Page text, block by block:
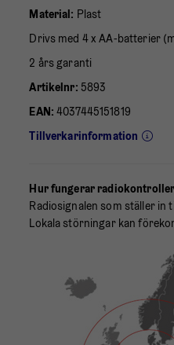
Material: Plast
Drivs med 4 x AA-batterier
2 års garanti
Artikelnr: 5893
EAN: 4037445151819
Tillverkarinformation
Hur fungerar
Radiosignalen som ställer
Lokala störningar kan